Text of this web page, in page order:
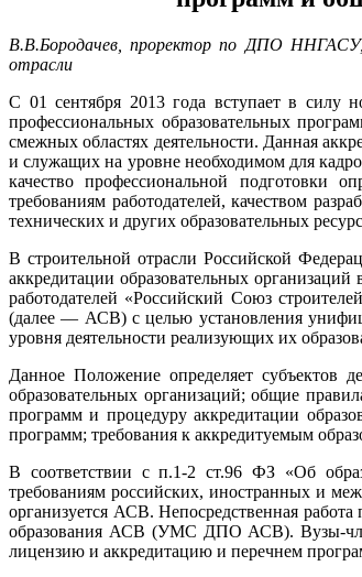
В.В.Бородачев, проректор по ДПО ННГАСУ,
отрасли
С 01 сентября 2013 года вступает в силу
профессиональных образовательных
смежных областях деятельности. Данная
и служащих на уровне необходимом для
качество профессиональной подготовки
требованиям работодателей, качеством
технических и других образовательных
В строительной отрасли Российской
аккредитации образовательных
работодателей «Российский Союз
(далее — АСВ) с целью установления
уровня деятельности реализующих их
Данное Положение определяет субъектов
образовательных организаций; общие
программ и процедуру аккредитации
программ; требования к аккредитуемым
В соответствии с п.1-2 ст.96 ФЗ «Об
требованиям российских, иностранных и
организуется АСВ. Непосредственная
образования АСВ (УМС ДПО АСВ). Вузы-
лицензию и аккредитацию и перечнем